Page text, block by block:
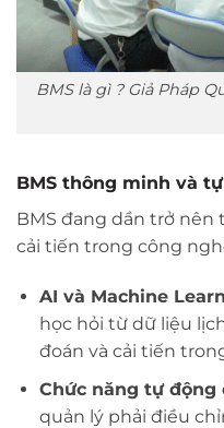
BMS là gì ? Giả Pháp
BMS thông minh và
BMS đang dần trở
cải tiến trong công
AI và Machine
học hỏi từ dữ liệu
đoán và cải tiến
Chức năng tự động
quản lý phải điều